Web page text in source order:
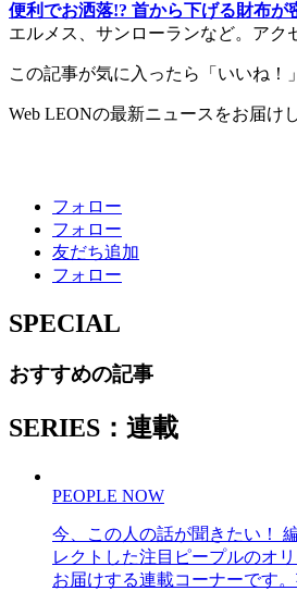
便利でお洒落!? 首から下げる財布が
エルメス、サンローランなど。アク
この記事が気に入ったら「いいね！
Web LEONの最新ニュースをお届け
フォロー
フォロー
友だち追加
フォロー
SPECIAL
おすすめの記事
SERIES：連載
PEOPLE NOW
今、この人の話が聞きたい！
レクトした注目ピープルのオ
お届けする連載コーナーです